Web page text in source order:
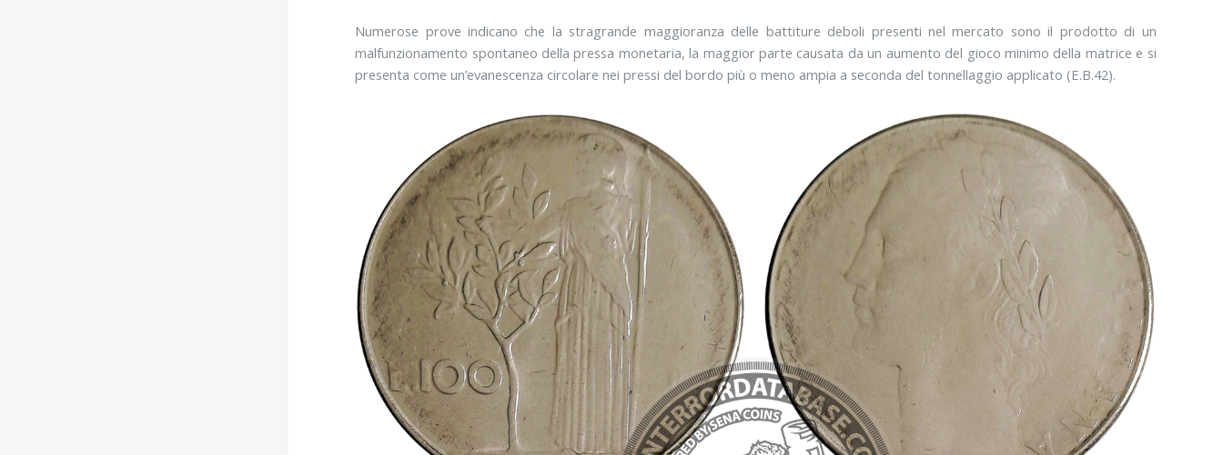
Numerose prove indicano che la stragrande maggioranza delle battiture deboli presenti nel mercato sono il prodotto di un
malfunzionamento spontaneo della pressa monetaria, la maggior parte causata da un aumento del gioco minimo della matrice e si
presenta come un’evanescenza circolare nei pressi del bordo più o meno ampia a seconda del tonnellaggio applicato (E.B.42).